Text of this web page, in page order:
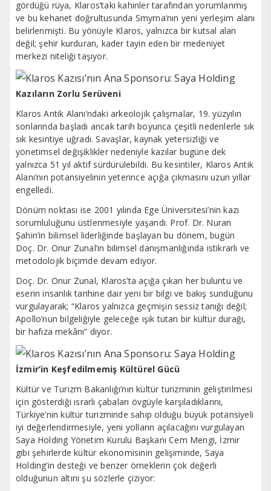
gördüğü rüya, Klaros’taki kahinler tarafından yorumlanmış
ve bu kehanet doğrultusunda Smyrna’nın yeni yerleşim alanı
belirlenmişti. Bu yönüyle Klaros, yalnızca bir kutsal alan
değil; şehir kurduran, kader tayin eden bir medeniyet
merkezi niteliği taşıyor.
Kazıların Zorlu Serüveni
Klaros Antik Alanı’ndaki arkeolojik çalışmalar, 19. yüzyılın
sonlarında başladı ancak tarih boyunca çeşitli nedenlerle sık
sık kesintiye uğradı. Savaşlar, kaynak yetersizliği ve
yönetimsel değişiklikler nedeniyle kazılar bugüne dek
yalnızca 51 yıl aktif sürdürülebildi. Bu kesintiler, Klaros Antik
Alanı’nın potansiyelinin yeterince açığa çıkmasını uzun yıllar
engelledi.
Dönüm noktası ise 2001 yılında Ege Üniversitesi’nin kazı
sorumluluğunu üstlenmesiyle yaşandı. Prof. Dr. Nuran
Şahin’in bilimsel liderliğinde başlayan bu dönem, bugün
Doç. Dr. Onur Zunal’ın bilimsel danışmanlığında istikrarlı ve
metodolojik biçimde devam ediyor.
Doç. Dr. Onur Zunal, Klaros’ta açığa çıkan her buluntu ve
eserin insanlık tarihine dair yeni bir bilgi ve bakış sunduğunu
vurgulayarak; “Klaros yalnızca geçmişin sessiz tanığı değil;
Apollo’nun bilgeliğiyle geleceğe ışık tutan bir kültür durağı,
bir hafıza mekânı” diyor.
İzmir’in Keşfedilmemiş Kültürel Gücü
Kültür ve Turizm Bakanlığı’nın kültür turizminin geliştirilmesi
için gösterdiği ısrarlı çabaları övgüyle karşıladıklarını,
Türkiye’nin kültür turizminde sahip olduğu büyük potansiyeli
iyi değerlendirmesiyle, yeni yolların açılacağını vurgulayan
Saya Holding Yönetim Kurulu Başkanı Cem Mengi, İzmir
gibi şehirlerde kültür ekonomisinin gelişiminde, Saya
Holding’in desteği ve benzer örneklerin çok değerli
olduğunun altını şu sözlerle çiziyor: